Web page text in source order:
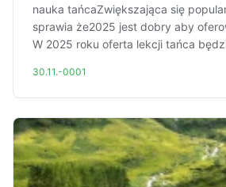
nauka tańcaZwiększająca się
sprawia że2025 jest dobry aby
W 2025 roku oferta lekcji tańca
30.11.-0001